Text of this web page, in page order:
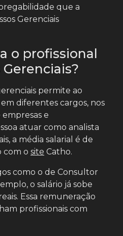
que a
Gerenciais
o profissional
permite ao
diferentes cargos, nos
empresas e
atuar como analista
a média salarial é de
com o site Catho.
como o de Consultor
o salário já sobe
Essa remuneração
profissionais com